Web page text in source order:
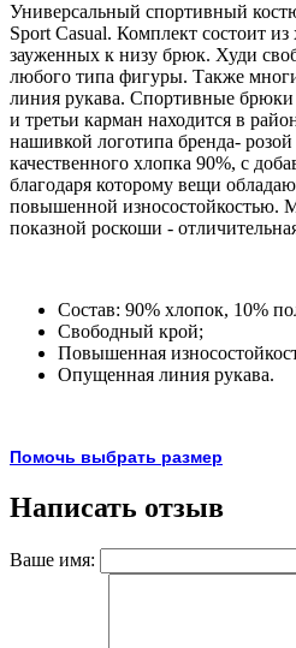
Универсальный спортивный
Sport Casual. Комплект состоит
зауженных к низу брюк. Худи
любого типа фигуры. Также
линия рукава. Спортивные
и третьи карман находится в
нашивкой логотипа бренда-
качественного хлопка 90%, с
благодаря которому вещи
повышенной износостойкостью.
показной роскоши -
Состав: 90% хлопок, 10%
Свободный крой;
Повышенная
Опущенная линия рукава.
Помочь выбрать размер
Написать отзыв
Ваше имя: